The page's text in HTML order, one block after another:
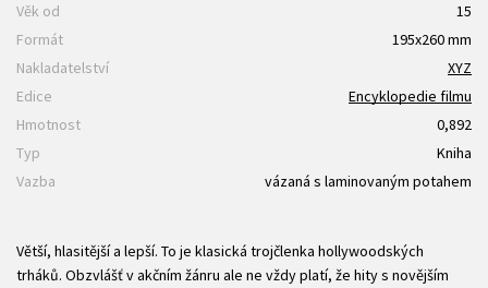
Věk od
15
Formát
195x260 mm
Nakladatelství
XYZ
Edice
Encyklopedie filmu
Hmotnost
0,892
Typ
Kniha
Vazba
vázaná s laminovaným potahem
Větší, hlasitější a lepší. To je klasická trojčlenka hollywoodských
trháků. Obzvlášť v akčním žánru ale ne vždy platí, že hity s novějším